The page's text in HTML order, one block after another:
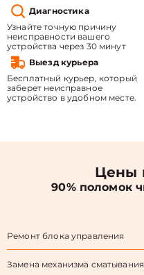
Диагностика
Узнайте точную причину
неисправности вашего
устройства через 30 минут
Выезд курьера
Бесплатный курьер, который
заберет неисправное
устройство в удобном месте.
Цены
90% поломок
Ремонт блока управления
Замена механизма